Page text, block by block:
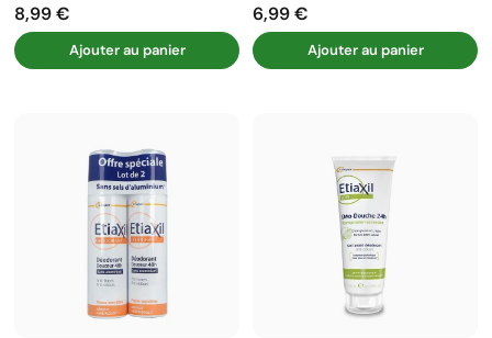
Prix
8,99 €
Ajouter au panier
Prix
6,99 €
Ajouter au panier